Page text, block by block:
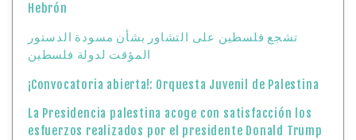
Hebrón
تشجع فلسطين على التشاور بشأن مسودة الدستور
المؤقت لدولة فلسطين
¡Convocatoria abierta!: Orquesta Juvenil de Palestina
La Presidencia palestina acoge con satisfacción los
esfuerzos realizados por el presidente Donald Trump